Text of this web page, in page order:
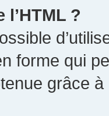
?
forme qui
grâce à